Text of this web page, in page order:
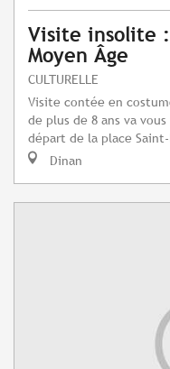
Visite insolite :
Moyen Âge
CULTURELLE
Visite contée en
de plus de 8 ans va
départ de la place
Dinan